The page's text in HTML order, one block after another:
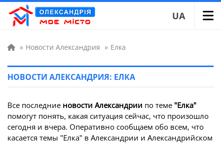
UA
» Новости Александрия » Елка
НОВОСТИ АЛЕКСАНДРИЯ: ЕЛКА
Все последние новости Александрии по теме "Елка"
помогут понять, какая ситуация сейчас, что произошло
сегодня и вчера. Оперативно сообщаем обо всем, что
касается темы "Елка" в Александрии и Александрийском